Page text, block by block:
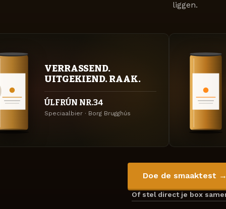
liggen.
VERRASSEND.
UITGEKIEND. RAAK.
ÚLFRÚN NR.34
Speciaalbier · Borg Brugghús
Doe de smaaktest →
Of stel direct je box